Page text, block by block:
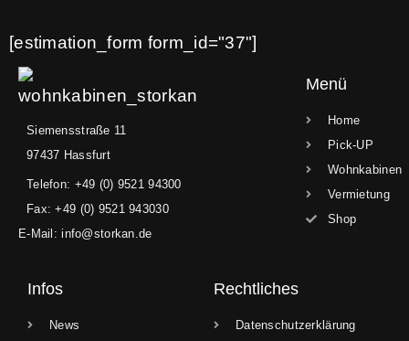
[estimation_form form_id="37"]
Siemensstraße 11
97437 Hassfurt
Telefon: +49 (0) 9521 94300
Fax: +49 (0) 9521 943030
E-Mail: info@storkan.de
Menü
Home
Pick-UP
Wohnkabinen
Vermietung
Shop
Infos
News
Rechtliches
Datenschutzerklärung